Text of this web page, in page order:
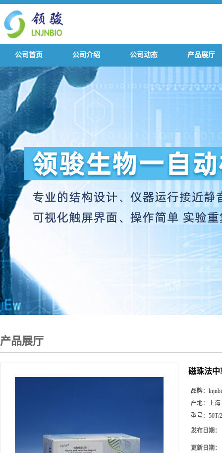
公司首页 公司介绍 公司动态 产品展厅
产品展厅
磁珠法
品牌：
产地： 上海
型号： 50T/
发布日期：
更新日期：